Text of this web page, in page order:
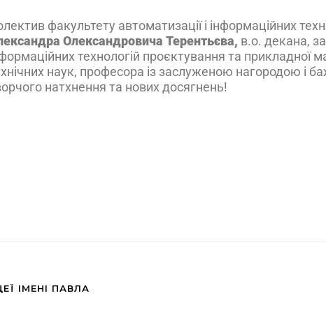
факультету автоматизації і інформаційних
Олександровича Терентьєва, в.о. декана,
технологій проєктування та прикладної
наук, професора із заслуженою нагородою і
натхнення та нових досягнень!
ІМЕНІ ПАВЛА